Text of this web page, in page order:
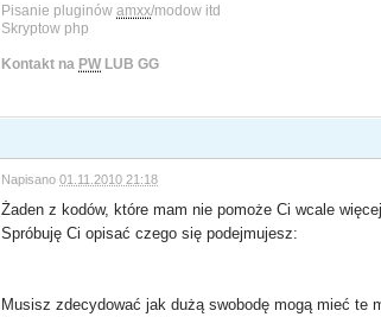
Pisanie pluginówamxx/modow itd
Skryptow php
Kontakt na PW LUB GG
Napisano01.11.2010 21:18
Żaden z kodów, które mam nie pomoże Ci wcale
Spróbuję Ci opisać czego się podejmujesz:
Musisz zdecydować jak dużą swobodę mogą mieć te